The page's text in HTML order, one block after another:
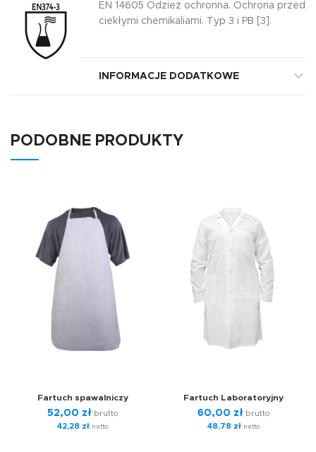
EN 14605 Odzież ochronna. Ochrona przed
ciekłymi chemikaliami. Typ 3 i PB [3].
INFORMACJE DODATKOWE
PODOBNE PRODUKTY
Fartuch spawalniczy
52,00 zł brutto
42,28 zł netto
Fartuch Laboratoryjny
60,00 zł brutto
48,78 zł netto